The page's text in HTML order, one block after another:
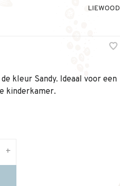
LIEWOOD
kleur Sandy. Ideaal voor een
kinderkamer.
+